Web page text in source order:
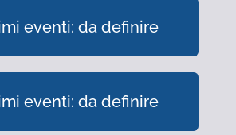
eventi: da definire
eventi: da definire